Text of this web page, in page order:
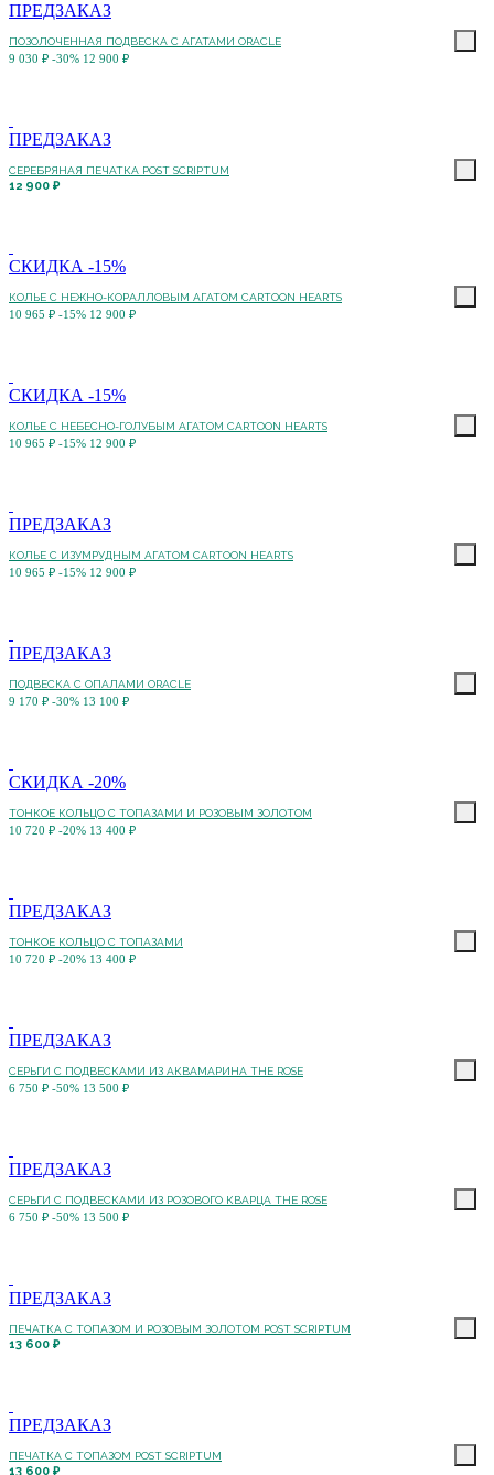
ПРЕДЗАКАЗ
ПОЗОЛОЧЕННАЯ ПОДВЕСКА С АГАТАМИ ORACLE
9 030 ₽ -30% 12 900 ₽
ПРЕДЗАКАЗ
СЕРЕБРЯНАЯ ПЕЧАТКА POST SCRIPTUM
12 900 ₽
СКИДКА -15%
КОЛЬЕ C НЕЖНО-КОРАЛЛОВЫМ АГАТОМ CARTOON HEARTS
10 965 ₽ -15% 12 900 ₽
СКИДКА -15%
КОЛЬЕ C НЕБЕСНО-ГОЛУБЫМ АГАТОМ CARTOON HEARTS
10 965 ₽ -15% 12 900 ₽
ПРЕДЗАКАЗ
КОЛЬЕ C ИЗУМРУДНЫМ АГАТОМ CARTOON HEARTS
10 965 ₽ -15% 12 900 ₽
ПРЕДЗАКАЗ
ПОДВЕСКА С ОПАЛАМИ ORACLE
9 170 ₽ -30% 13 100 ₽
СКИДКА -20%
ТОНКОЕ КОЛЬЦО С ТОПАЗАМИ И РОЗОВЫМ ЗОЛОТОМ
10 720 ₽ -20% 13 400 ₽
ПРЕДЗАКАЗ
ТОНКОЕ КОЛЬЦО С ТОПАЗАМИ
10 720 ₽ -20% 13 400 ₽
ПРЕДЗАКАЗ
СЕРЬГИ С ПОДВЕСКАМИ ИЗ АКВАМАРИНА THE ROSE
6 750 ₽ -50% 13 500 ₽
ПРЕДЗАКАЗ
СЕРЬГИ С ПОДВЕСКАМИ ИЗ РОЗОВОГО КВАРЦА THE ROSE
6 750 ₽ -50% 13 500 ₽
ПРЕДЗАКАЗ
ПЕЧАТКА С ТОПАЗОМ И РОЗОВЫМ ЗОЛОТОМ POST SCRIPTUM
13 600 ₽
ПРЕДЗАКАЗ
ПЕЧАТКА С ТОПАЗОМ POST SCRIPTUM
13 600 ₽